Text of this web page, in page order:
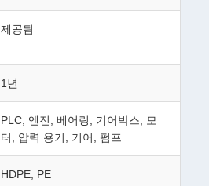
제공됨
1년
PLC, 엔진, 베어링, 기어박스, 모
터, 압력 용기, 기어, 펌프
HDPE, PE